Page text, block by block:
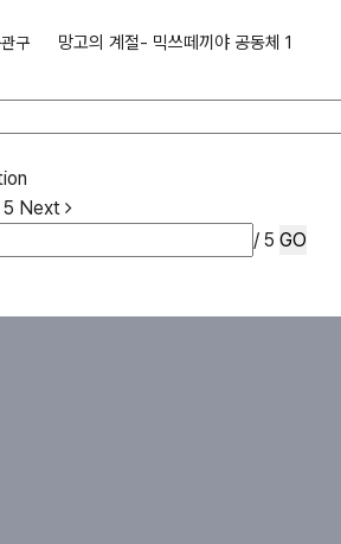
구 망고의 계절- 믹쓰떼끼야 공동체 1
5 Next
/ 5 GO